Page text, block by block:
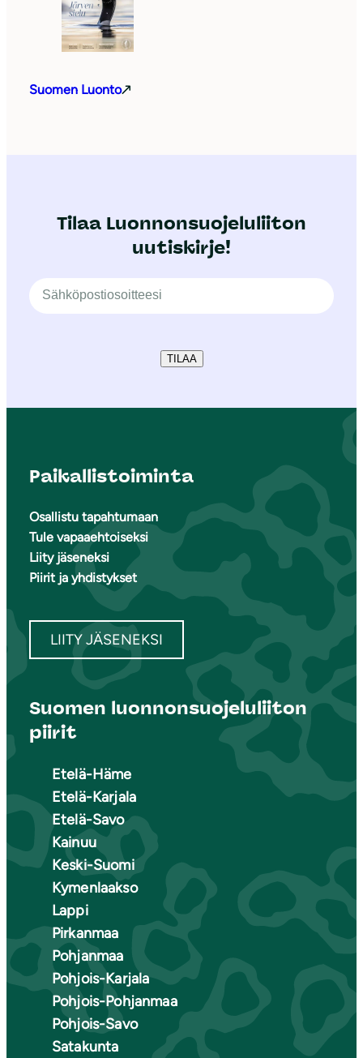
Suomen Luonto
Tilaa Luonnonsuojeluliiton
uutiskirje!
TILAA
Paikallistoiminta
Osallistu tapahtumaan
Tule vapaaehtoiseksi
Liity jäseneksi
Piirit ja yhdistykset
LIITY JÄSENEKSI
Suomen luonnonsuojeluliiton
piirit
Etelä-Häme
Etelä-Karjala
Etelä-Savo
Kainuu
Keski-Suomi
Kymenlaakso
Lappi
Pirkanmaa
Pohjanmaa
Pohjois-Karjala
Pohjois-Pohjanmaa
Pohjois-Savo
Satakunta